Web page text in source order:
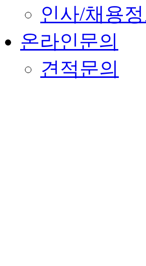
인사/채용
온라인문의
견적문의